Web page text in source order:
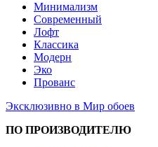
Минимализм
Современный
Лофт
Классика
Модерн
Эко
Прованс
Эксклюзивно в Мир обоев
ПО ПРОИЗВОДИТЕЛЮ